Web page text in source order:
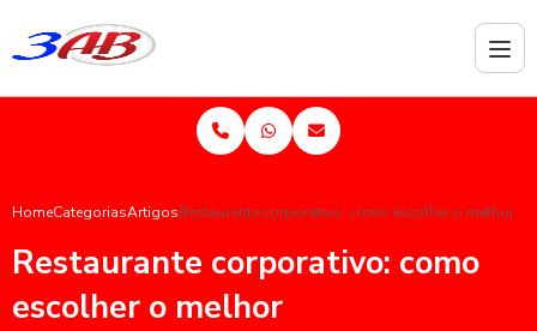
HomeCategoriasArtigosRestaurante corporativo: como escolher o melhor
Restaurante corporativo: como
escolher o melhor